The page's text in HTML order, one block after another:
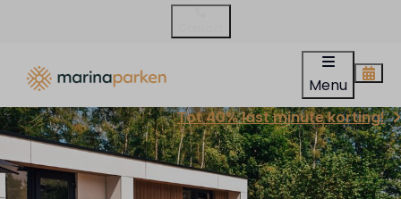
Menu
Tot 40% last minute korting!